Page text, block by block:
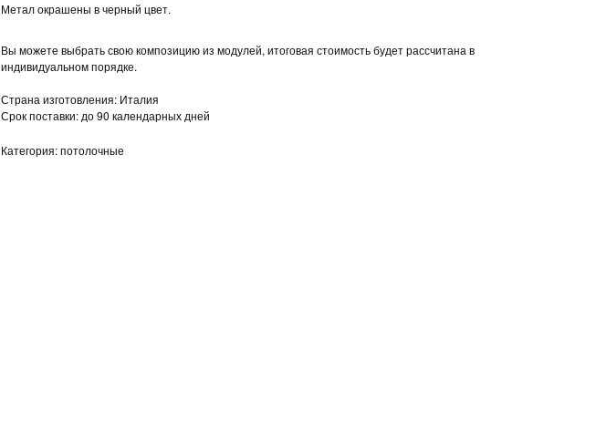
Метал окрашены в черный цвет.
Вы можете выбрать свою композицию из модулей, итоговая стоимость будет рассчитана в
индивидуальном порядке.
Страна изготовления: Италия
Срок поставки: до 90 календарных дней
Категория: потолочные